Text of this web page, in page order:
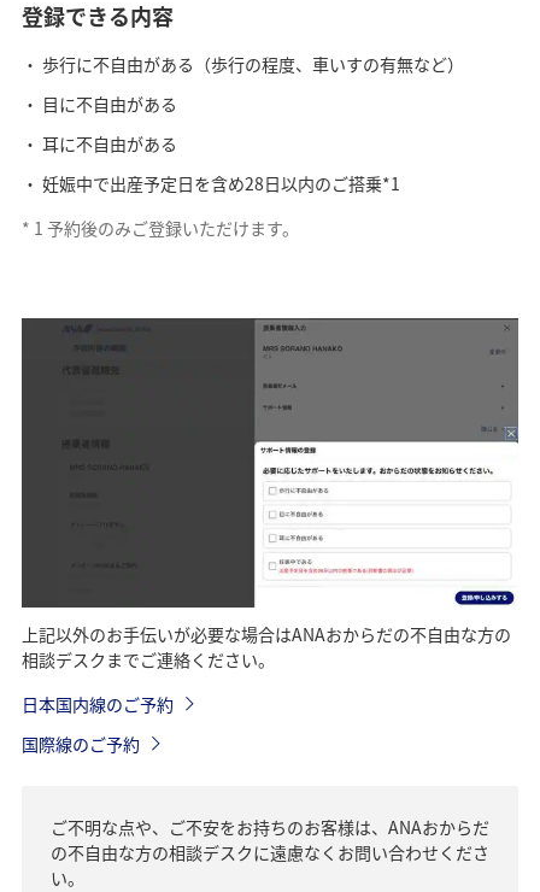
登録できる内容
歩行に不自由がある（歩行の程度、車いすの有無など）
目に不自由がある
耳に不自由がある
妊娠中で出産予定日を含め28日以内のご搭乗*1
* 1 予約後のみご登録いただけます。
上記以外のお手伝いが必要な場合はANAおからだの不自由な方の
相談デスクまでご連絡ください。
日本国内線のご予約
国際線のご予約
ご不明な点や、ご不安をお持ちのお客様は、ANAおからだ
の不自由な方の相談デスクに遠慮なくお問い合わせくださ
い。